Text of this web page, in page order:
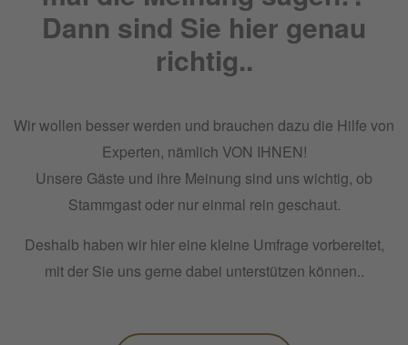
Dann sind Sie hier genau
richtig..
Wir wollen besser werden und brauchen dazu die Hilfe von
Experten, nämlich VON IHNEN!
Unsere Gäste und ihre Meinung sind uns wichtig, ob
Stammgast oder nur einmal rein geschaut.
Deshalb haben wir hier eine kleine Umfrage vorbereitet,
mit der Sie uns gerne dabei unterstützen können..